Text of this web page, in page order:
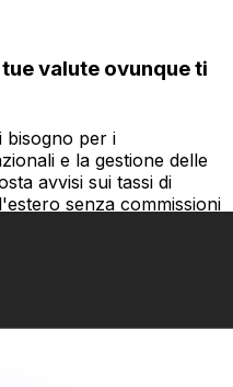
valute ovunque ti
bisogno per i
e la gestione delle
avvisi sui tassi di
senza commissioni